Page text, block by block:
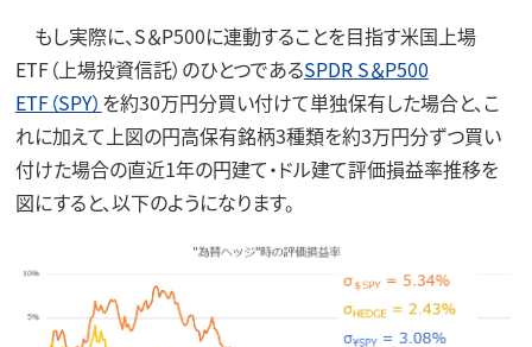
もし実際に、S＆P500に連動することを目指す米国上場
ETF（上場投資信託）のひとつであるSPDR S＆P500
ETF（SPY） を約30万円分買い付けて単独保有した場合と、こ
れに加えて上図の円高保有銘柄3種類を約3万円分ずつ買い
付けた場合の直近1年の円建て・ドル建て評価損益率推移を
図にすると、以下のようになります。